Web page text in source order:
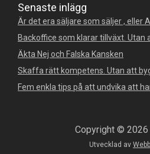
Senaste inlägg
Är det era säljare som säljer , eller
Backoffice som klarar tillväxt.
Äkta Nej och Falska Kansken
Skaffa rätt kompetens. Utan att
Fem enkla tips på att undvika att
Copyright © 2026
Utvecklad av